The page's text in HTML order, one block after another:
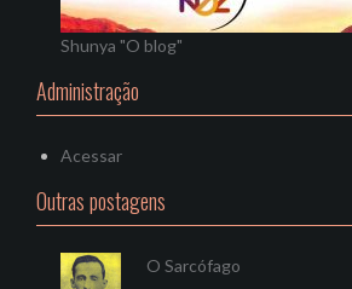
Shunya "O blog"
Administração
Acessar
Outras postagens
O Sarcófago